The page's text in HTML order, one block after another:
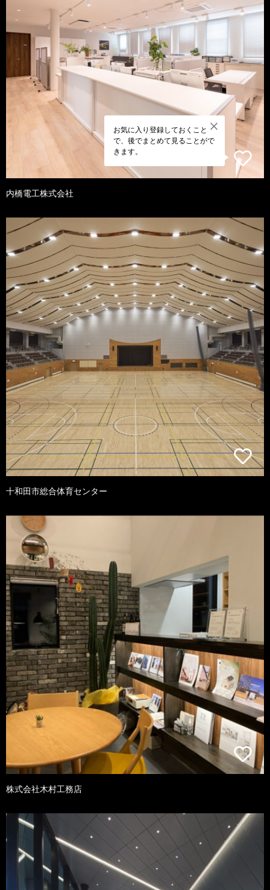
お気に入り登録しておくこと
で、後でまとめて見ることがで
きます。
内橋電工株式会社
十和田市総合体育センター
株式会社木村工務店